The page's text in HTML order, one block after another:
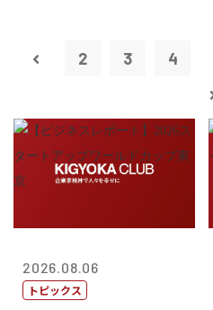
2 3 4
2026.08.06
トピックス